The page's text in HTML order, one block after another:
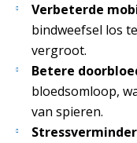
Verbeterde
bindweefsel los
vergroot.
Betere
bloedsomloop,
van spieren.